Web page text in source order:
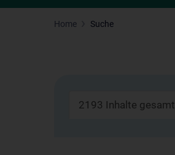
Home Suche
2193 Inhalte gesamt